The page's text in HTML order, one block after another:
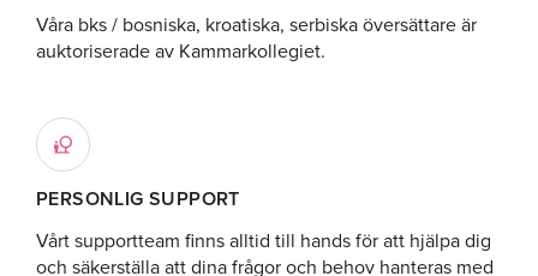
Våra bks / bosniska, kroatiska, serbiska översättare är
auktoriserade av Kammarkollegiet.
PERSONLIG SUPPORT
Vårt supportteam finns alltid till hands för att hjälpa dig
och säkerställa att dina frågor och behov hanteras med